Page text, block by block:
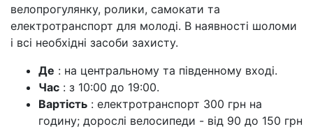
велопрогулянку, ролики, самокати та
електротранспорт для молоді. В наявності шоломи
і всі необхідні засоби захисту.
Де : на центральному та південному вході.
Час : з 10:00 до 19:00.
Вартість : електротранспорт 300 грн на
годину; дорослі велосипеди - від 90 до 150 грн